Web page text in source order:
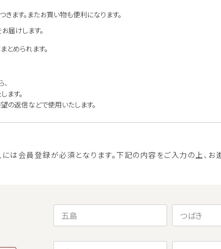
ます。またお買い物も便利になります。
届けします。
められます。
、
ます。
の返信などで使用いたします。
は会員登録が必須となります。下記の内容をご入力の上、お